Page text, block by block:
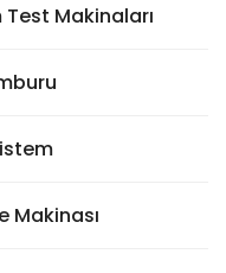
Makinaları
Makinası